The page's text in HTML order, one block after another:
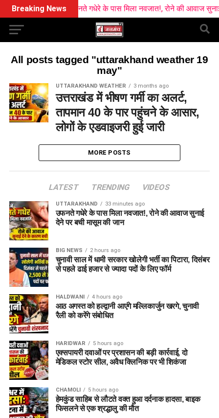
Breaking Newsउफनते गधेरे के पास मिला नवजात!, रोने की आवाज सुनाई
All posts tagged "uttarakhand weather 19
may"
UTTARAKHAND WEATHER 3 months ago
उत्तराखंड में भीषण गर्मी का अलर्ट,
तापमान 40 के पार पहुंचने के आसार,
लोगों के एडवाइजरी हुई जारी
MORE POSTS
LATEST TRENDING VIDEOS
UTTARAKHAND 33 minutes ago
उफनते गधेरे के पास मिला नवजात!, रोने की आवाज सुनाई
देने पर बची मासूम की जान
BIG NEWS 2 hours ago
चुनावी साल में धामी सरकार खोलेगी भर्ती का पिटारा, दिसंबर
से पहले ढाई हजार से ज्यादा पदों के लिए फॉर्म
HALDWANI 4 hours ago
आठ अगस्त को हल्द्वानी आएंगे मल्लिकार्जुन खरगे, चुनावी
रैली को करेंगे संबोधित
HARIDWAR 5 hours ago
एक्सपायरी दवाओं पर प्रशासन की बड़ी कार्रवाई, दो
मेडिकल स्टोर सील, अवैध क्लिनिक पर भी शिकंजा
CHAMOLI 5 hours ago
हेमकुंड साहिब से लौटते वक्त हुआ दर्दनाक हादसा, बाइक
फिसलने से एक श्रद्धालु की मौत